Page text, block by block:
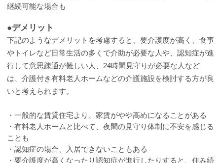
継続可能な場合も
●デメリット
下記のようなデメリットを考慮すると、要介護度が高く、食事
やトイレなど日常生活の多くで介助が必要な人や、認知症が進
行して意思疎通が難しい人、24時間見守りが必要な人など
は、介護付き有料老人ホームなどの介護施設を検討する方が良
いと考えられます。
・一般的な賃貸住宅より、家賃がやや高めになることがある
・有料老人ホームと比べて、夜間の見守り体制に不安を感じる
ことも
・認知症の場合、入居できないこともある
・要介護度が高くなったり認知症が進行したりすると、住み続